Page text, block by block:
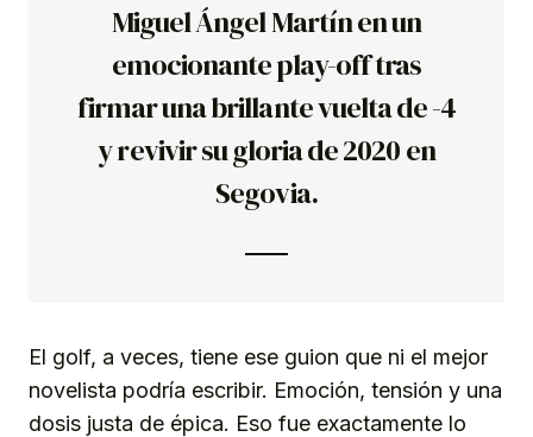
Miguel Ángel Martín en un
emocionante play-off tras
firmar una brillante vuelta de -4
y revivir su gloria de 2020 en
Segovia.
El golf, a veces, tiene ese guion que ni el mejor
novelista podría escribir. Emoción, tensión y una
dosis justa de épica. Eso fue exactamente lo